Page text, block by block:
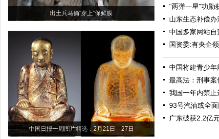
出土兵马俑“穿上”保鲜膜
中国日报一周图片精选：2月21日—27日
"两弹一星"功勋
山东生态补偿办
中国多家网站
国资委:有央企
中国将建青少
最高法：刑事
我国一年内禁
93号汽油或全面
广东破获2.2亿